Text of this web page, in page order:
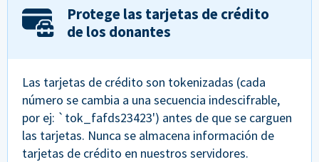
Protege las tarjetas de crédito
de los donantes
Las tarjetas de crédito son tokenizadas (cada
número se cambia a una secuencia indescifrable,
por ej: `tok_fafds23423') antes de que se carguen
las tarjetas. Nunca se almacena información de
tarjetas de crédito en nuestros servidores.